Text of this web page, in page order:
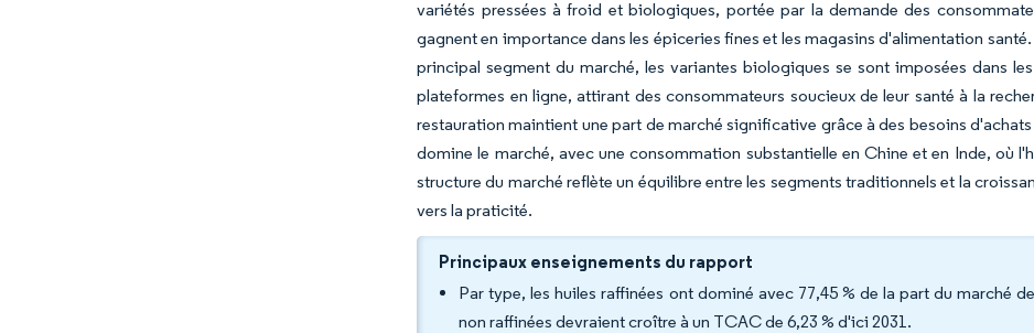
variétés pressées à froid et biologiques, portée par la demande des
gagnent en importance dans les épiceries fines et les magasins d'alimentation
principal segment du marché, les variantes biologiques se sont imposées dans
plateformes en ligne, attirant des consommateurs soucieux de leur santé à la
restauration maintient une part de marché significative grâce à des besoins
domine le marché, avec une consommation substantielle en Chine et en Inde, où
structure du marché reflète un équilibre entre les segments traditionnels et la
vers la praticité.
Principaux enseignements du rapport
Par type, les huiles raffinées ont dominé avec 77,45 % de la part du marché
non raffinées devraient croître à un TCAC de 6,23 % d'ici 2031.